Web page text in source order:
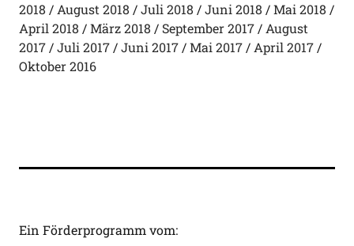
2018
August 2018 Juli 2018 Juni 2018
Mai 2018
April 2018
März 2018 September 2017
August
2017
Juli 2017 Juni 2017 Mai 2017
April 2017
Oktober 2016
Ein Förderprogramm vom: